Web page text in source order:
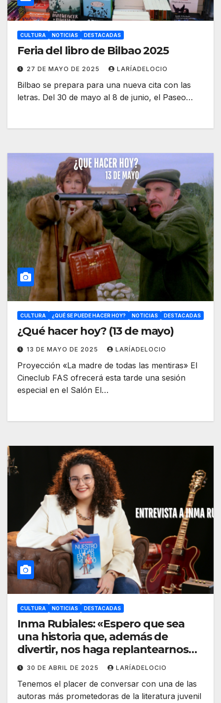
CULTURA NOTICIAS DESTACADAS
Feria del libro de Bilbao 2025
27 DE MAYO DE 2025 LARÍADELOCIO
Bilbao se prepara para una nueva cita con las
letras. Del 30 de mayo al 8 de junio, el Paseo…
CULTURA ¿QUÉ SE PUEDE HACER HOY? NOTICIAS DESTACADAS
¿Qué hacer hoy? (13 de mayo)
13 DE MAYO DE 2025 LARÍADELOCIO
Proyección «La madre de todas las mentiras» El
Cineclub FAS ofrecerá esta tarde una sesión
especial en el Salón El…
CULTURA NOTICIAS DESTACADAS
Inma Rubiales: «Espero que sea
una historia que, además de
divertir, nos haga replantearnos
ciertas cosas de la vida.”
30 DE ABRIL DE 2025 LARÍADELOCIO
Tenemos el placer de conversar con una de las
autoras más prometedoras de la literatura juvenil